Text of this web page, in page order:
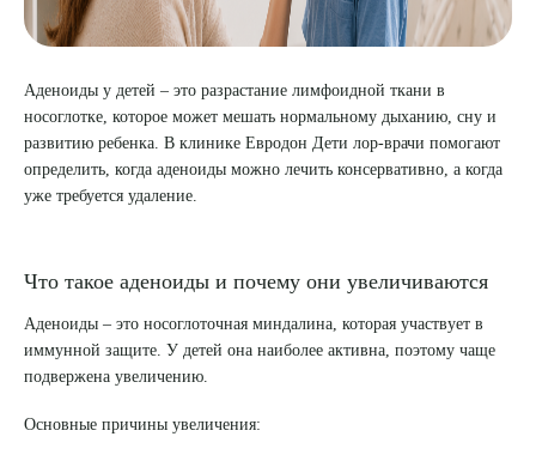
Аденоиды у детей – это разрастание лимфоидной ткани в
носоглотке, которое может мешать нормальному дыханию, сну и
развитию ребенка. В клинике Евродон Дети лор-врачи помогают
определить, когда аденоиды можно лечить консервативно, а когда
уже требуется удаление.
Что такое аденоиды и почему они увеличиваются
Аденоиды – это носоглоточная миндалина, которая участвует в
иммунной защите. У детей она наиболее активна, поэтому чаще
подвержена увеличению.
Основные причины увеличения: